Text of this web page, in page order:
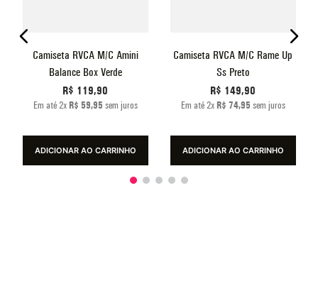
Camiseta RVCA M/C Amini
Balance Box Verde
R$ 119,90
Em até2x R$ 59,95 sem juros
ADICIONAR AO CARRINHO
Camiseta RVCA M/C Rame Up
Ss Preto
R$ 149,90
Em até2x R$ 74,95 sem juros
ADICIONAR AO CARRINHO